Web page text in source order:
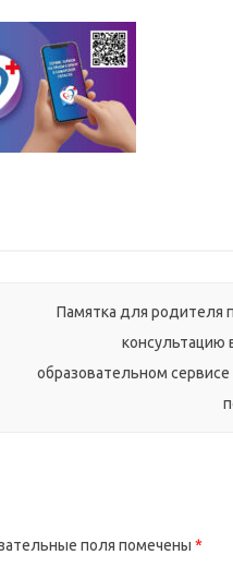
Памятка для родителя
консультацию
образовательном
поля помечены *